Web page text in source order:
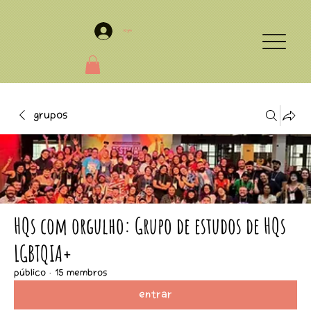
Login
Grupos
HQs com orgulho: Grupo de estudos de HQs
LGBTQIA+
Público · 15 membros
Entrar